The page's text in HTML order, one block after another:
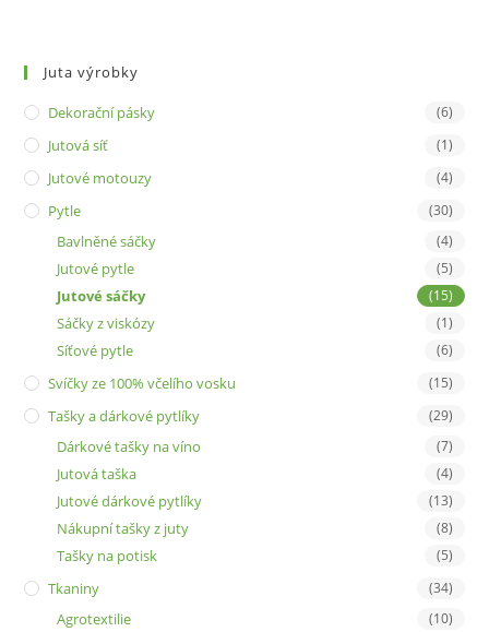
Juta výrobky
Dekorační pásky (6)
Jutová síť (1)
Jutové motouzy (4)
Pytle (30)
Bavlněné sáčky (4)
Jutové pytle (5)
Jutové sáčky (15)
Sáčky z viskózy (1)
Síťové pytle (6)
Svíčky ze 100% včelího vosku (15)
Tašky a dárkové pytlíky (29)
Dárkové tašky na víno (7)
Jutová taška (4)
Jutové dárkové pytlíky (13)
Nákupní tašky z juty (8)
Tašky na potisk (5)
Tkaniny (34)
Agrotextilie (10)